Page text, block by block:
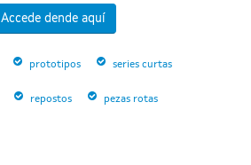
Accede dende aquí
prototipos series curtas
repostos pezas rotas